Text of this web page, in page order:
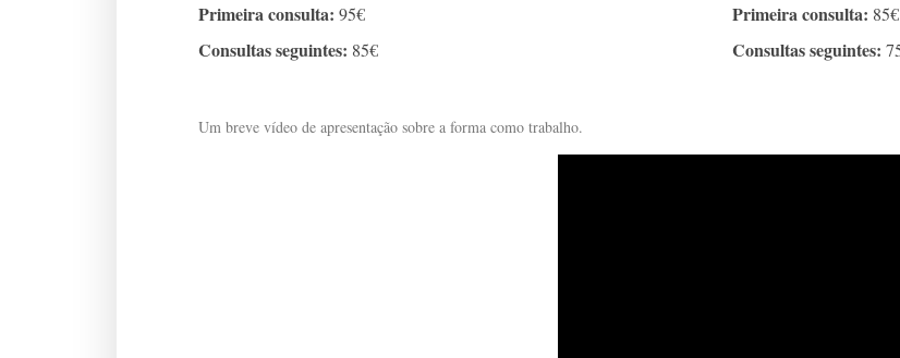
Primeira consulta: 95€
Consultas seguintes: 85€
Primeira consulta: 85€
Consultas seguintes:
Um breve vídeo de apresentação sobre a forma como trabalho.